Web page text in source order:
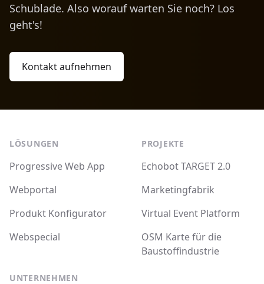
Schublade. Also worauf warten Sie noch? Los
geht's!
Kontakt aufnehmen
LÖSUNGEN
Progressive Web App
Webportal
Produkt Konfigurator
Webspecial
UNTERNEHMEN
PROJEKTE
Echobot TARGET 2.0
Marketingfabrik
Virtual Event Platform
OSM Karte für die
Baustoffindustrie